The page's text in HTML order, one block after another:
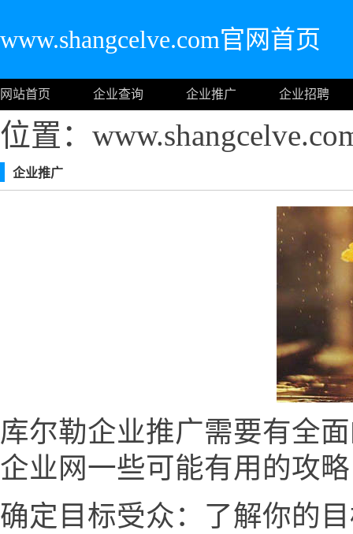
www.shangcelve.com官网首页
网站首页 企业查询 企业推广 企业招聘
位置：
企业推广
库尔勒企业推广需要有全
企业网一些可能有用的攻
确定目标受众：了解你的